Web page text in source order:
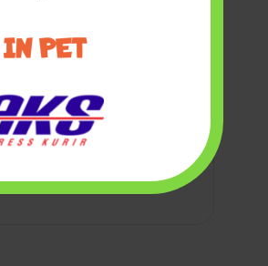
Basic 15kg
2,250.00рсд